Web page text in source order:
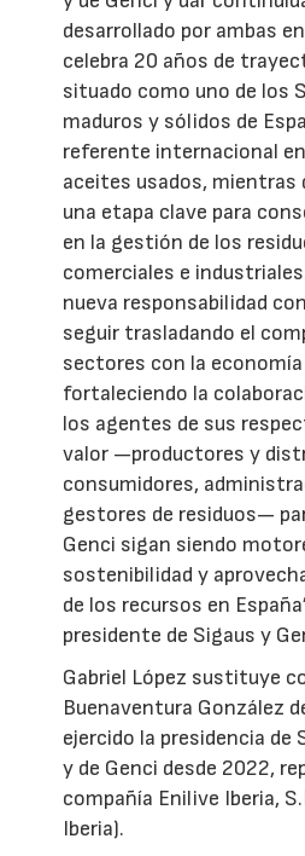
desarrollado por ambas
celebra 20 años de
situado como uno de los
maduros y sólidos de
referente internacional
aceites usados, mientras
una etapa clave para
en la gestión de los
comerciales e
nueva responsabilidad
seguir trasladando el
sectores con la economía
fortaleciendo la
los agentes de sus
valor —productores y
consumidores,
gestores de residuos—
Genci sigan siendo
sostenibilidad y
de los recursos en
presidente de Sigaus y
Gabriel López sustituye
Buenaventura González
ejercido la presidencia de
y de Genci desde 2022,
compañía Enilive Iberia,
Iberia).